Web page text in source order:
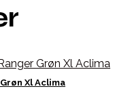
Xl Aclima